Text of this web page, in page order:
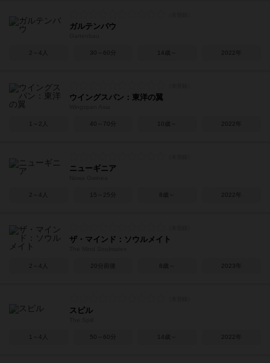
ガルテンバウ
2～4人 30～60分 14歳～ 2022年
ウイングスパン：東洋の翼
1～2人 40～70分 10歳～ 2022年
ニューギニア
2～4人 15～25分 8歳～ 2022年
ザ・マインド：ソウルメイト
2～4人 20分前後 8歳～ 2023年
スピル
1～4人 50～60分 14歳～ 2022年